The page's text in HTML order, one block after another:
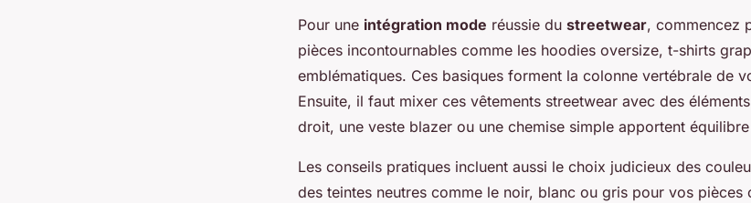
Pour une intégration mode réussie du streetwear, commencez
pièces incontournables comme les hoodies oversize, t-shirts
emblématiques. Ces basiques forment la colonne vertébrale de
Ensuite, il faut mixer ces vêtements streetwear avec des
droit, une veste blazer ou une chemise simple apportent
Les conseils pratiques incluent aussi le choix judicieux des
des teintes neutres comme le noir, blanc ou gris pour vos pièces